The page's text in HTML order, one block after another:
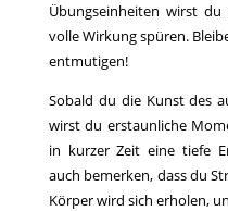
Übungseinheiten wirst
volle Wirkung spüren.
entmutigen!
Sobald du die Kunst des
wirst du erstaunliche
in kurzer Zeit eine tiefe
auch bemerken, dass du
Körper wird sich erholen,